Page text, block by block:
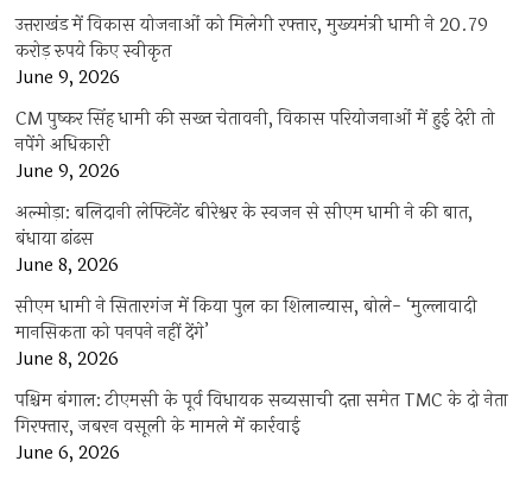
उत्तराखंड में विकास योजनाओं को मिलेगी रफ्तार, मुख्यमंत्री धामी ने 20.79
करोड़ रुपये किए स्वीकृत
June 9, 2026
CM पुष्कर सिंह धामी की सख्त चेतावनी, विकास परियोजनाओं में हुई देरी तो
नपेंगे अधिकारी
June 9, 2026
अल्मोड़ा: बलिदानी लेफ्टिनेंट बीरेश्वर के स्वजन से सीएम धामी ने की बात,
बंधाया ढांढस
June 8, 2026
सीएम धामी ने सितारगंज में किया पुल का शिलान्यास, बोले- ‘मुल्लावादी
मानसिकता को पनपने नहीं देंगे’
June 8, 2026
पश्चिम बंगाल: टीएमसी के पूर्व विधायक सब्यसाची दत्ता समेत TMC के दो नेता
गिरफ्तार, जबरन वसूली के मामले में कार्रवाई
June 6, 2026